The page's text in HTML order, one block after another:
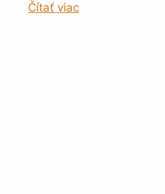
Čítať viac